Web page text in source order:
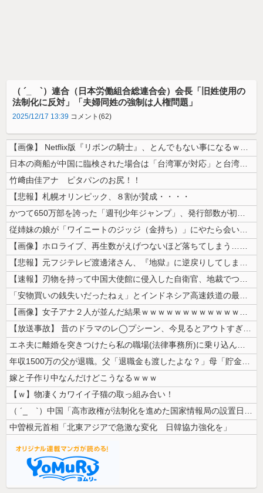
（ ´_ゝ`）連合（日本労働組合総連合会）会長「旧姓使用の
法制化に反対」「夫婦同姓の強制は人権問題」
2025/12/17 13:39 コメント(62)
【画像】 Netflix版『リボンの騎士』、とんでもない事になるｗｗｗ...
日本の商船が中国に臨検された場合は「台湾軍が対応」と台湾軍トップ！
竹﨑由佳アナ ピタパンのお尻！！
【悲報】札幌オリンピック、８割が賛成・・・・
かつて650万部を誇った「週刊少年ジャンプ」、発行部数が初の100万部...
従姉妹の娘が「ワイニートのジッジ（金持ち）」にやたら会いに来る理由ｗｗ...
【画像】ホロライブ、再生数がえげつないほど落ちてしまう……にじさんじは...
【悲報】元フジテレビ渡邊渚さん、『地獄』に逆戻りしてしまう・・・・・
【速報】刃物を持って中国大使館に侵入した自衛官、地裁でついに動機明かす
「安物買いの銭失いだったねぇ」とインドネシア高速鉄道の最終処分に日本側...
【画像】女子アナ２人が並んだ結果ｗｗｗｗｗｗｗｗｗｗｗｗｗｗｗｗｗｗｗ...
【放送事故】 昔のドラマのレ◯プシーン、今見るとアウトすぎる・・・
エネ夫に離婚を突きつけたら私の職場(法律事務所)に乗り込んできた 堂々...
年収1500万の父が退職。父「退職金も渡したよな？」母「貯金なんてない...
嫁と子作り中なんだけどこうなるｗｗｗ
【ｗ】物凄くカワイイ子猫の取っ組み合い！
（ ´_ゝ`）中国「高市政権が法制化を進めた国家情報局の設置日が7月3...
中曽根元首相「北東アジアで急激な変化 日韓協力強化を」